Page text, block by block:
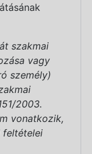
szakmai
vagy
személy)
2003.
vonatkozik,
feltételei